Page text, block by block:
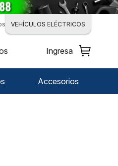
VEHÍCULOS ELÉCTRICOS
Ingresa
Accesorios